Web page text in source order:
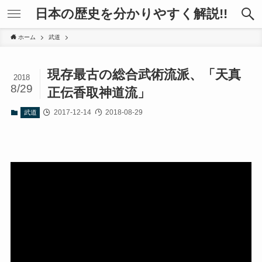
日本の歴史を分かりやすく解説!!
ホーム 武道
現存最古の総合武術流派、「天真
正伝香取神道流」
2018
8/29
武道 2017-12-14 2018-08-29